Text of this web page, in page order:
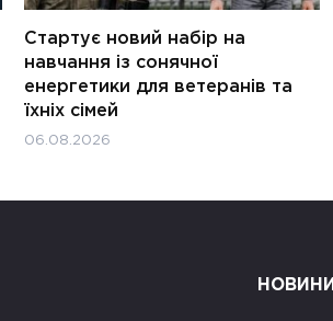
Стартує новий набір на
навчання із сонячної
енергетики для ветеранів та
їхніх сімей
06.08.2026
НОВИНИ